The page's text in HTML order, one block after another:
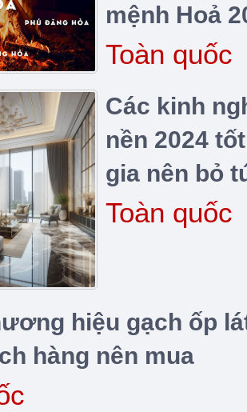
mệnh Hoả
Toàn quốc
Các kinh
nền 2024
gia nên bỏ
Toàn quốc
hiệu gạch ốp
hàng nên mua